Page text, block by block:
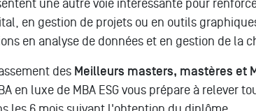
une autre voie intéressante pour
en gestion de projets ou en outils
en analyse de données et en gestion de la
des Meilleurs masters, mastères et
en luxe de MBA ESG vous prépare à relever